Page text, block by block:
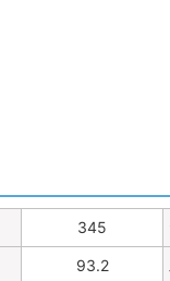
345
93.2